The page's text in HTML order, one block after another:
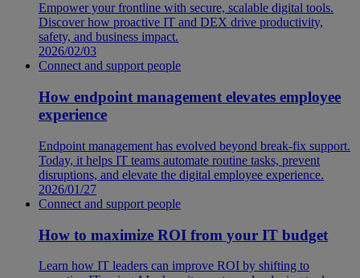
Empower your frontline with secure, scalable digital tools.
Discover how proactive IT and DEX drive productivity,
safety, and business impact.
2026/02/03
Connect and support people
How endpoint management elevates employee
experience
Endpoint management has evolved beyond break-fix support.
Today, it helps IT teams automate routine tasks, prevent
disruptions, and elevate the digital employee experience.
2026/01/27
Connect and support people
How to maximize ROI from your IT budget
Learn how IT leaders can improve ROI by shifting to